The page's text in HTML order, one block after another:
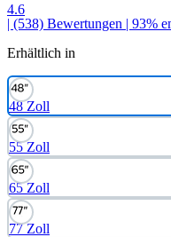
4.6
| (538) Bewertungen | 93%
Erhältlich in
48 Zoll
55 Zoll
65 Zoll
77 Zoll